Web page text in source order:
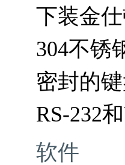
下装金
304不锈
密封的
RS-232
软件